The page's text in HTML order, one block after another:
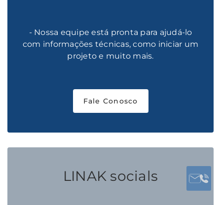
- Nossa equipe está pronta para ajudá-lo
com informações técnicas, como iniciar um
projeto e muito mais.
Fale Conosco
LINAK socials